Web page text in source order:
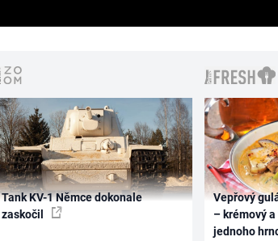
Tank KV-1 Němce dokonale
zaskočil
Vepřový
– krémový
jednoho